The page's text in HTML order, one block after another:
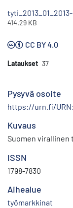
414.29 KB
CC BY 4.0
Lataukset 37
Pysyvä osoite
https://urn.fi/
Kuvaus
Suomen virallinen
ISSN
1798-7830
Aihealue
työmarkkinat